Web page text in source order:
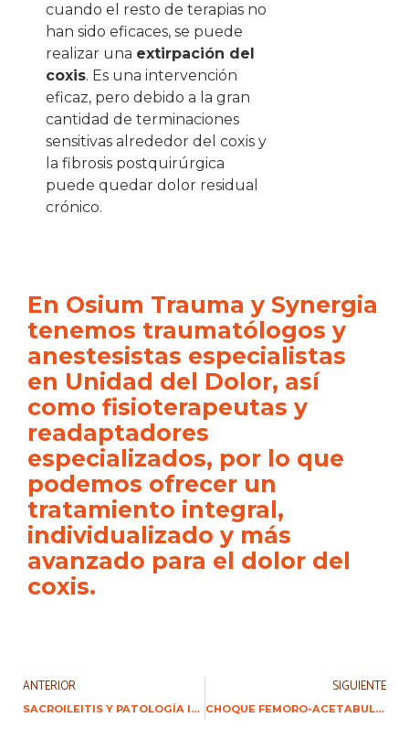
cuando el resto de terapias no
han sido eficaces, se puede
realizar una extirpación del
coxis. Es una intervención
eficaz, pero debido a la gran
cantidad de terminaciones
sensitivas alrededor del coxis y
la fibrosis postquirúrgica
puede quedar dolor residual
crónico.
En Osium Trauma y Synergia
tenemos traumatólogos y
anestesistas especialistas
en Unidad del Dolor, así
como fisioterapeutas y
readaptadores
especializados, por lo que
podemos ofrecer un
tratamiento integral,
individualizado y más
avanzado para el dolor del
coxis.
ANTERIOR
SACROILEITIS Y PATOLOGÍA INFLAMATORIA
SIGUIENTE
CHOQUE FEMORO-ACETABULAR DE CADERA